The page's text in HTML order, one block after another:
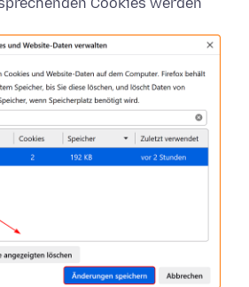
Cookies werden